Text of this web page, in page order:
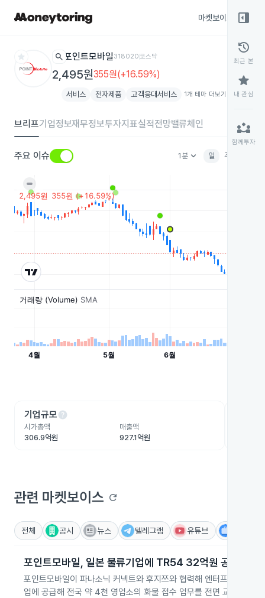
마켓보이스
star search 포인트모바일318020코스닥
2,495원355원(+16.59%)
서비스 전자제품 고객응대서비스 1개 테마 더보기
브리프기업정보재무정보투자지표실적전망밸류체인
주요 이슈 1분keyboard_arrow_down 일 주
기업규모help
시가총액
306.9억원
매출액
927.1억원
관련 마켓보이스 refresh
전체 공시 뉴스 텔레그램 유튜브
포인트모바일, 일본 물류기업에 TR54 32억원 공급 계약
포인트모바일이 파나소닉 커넥트와 후지쯔와 협력해 엔터프라이즈
업에 공급해 전국 약 4천 영업소의 화물 접수 업무를 전면 교체합니
right_panel_open
history
최근 본
star
내 관심
partner_exchange
함께투자